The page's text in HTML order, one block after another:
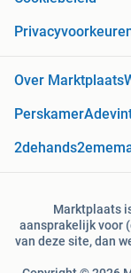
Over Marktplaats
Perskamer
2dehands
Marktplaats
aansprakelijk voor
van deze site, dan